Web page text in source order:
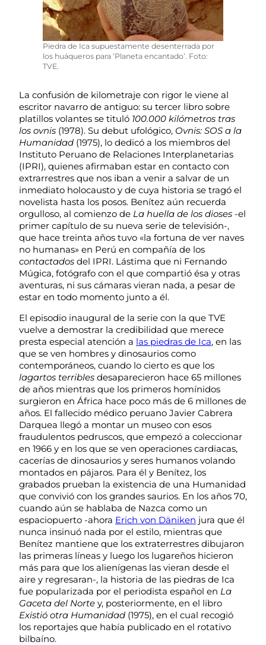
Piedra de Ica supuestamente desenterrada por
los huáqueros para ‘Planeta encantado’. Foto:
TVE.
La confusión de kilometraje con rigor le viene al
escritor navarro de antiguo: su tercer libro sobre
platillos volantes se tituló 100.000 kilómetros tras
los ovnis (1978). Su debut ufológico, Ovnis: SOS a la
Humanidad (1975), lo dedicó a los miembros del
Instituto Peruano de Relaciones Interplanetarias
(IPRI), quienes afirmaban estar en contacto con
extrarrestres que nos iban a venir a salvar de un
inmediato holocausto y de cuya historia se tragó el
novelista hasta los posos. Benítez aún recuerda
orgulloso, al comienzo de La huella de los dioses -el
primer capítulo de su nueva serie de televisión-,
que hace treinta años tuvo «la fortuna de ver naves
no humanas» en Perú en compañía de los
contactados del IPRI. Lástima que ni Fernando
Múgica, fotógrafo con el que compartió ésa y otras
aventuras, ni sus cámaras vieran nada, a pesar de
estar en todo momento junto a él.
El episodio inaugural de la serie con la que TVE
vuelve a demostrar la credibilidad que merece
presta especial atención a las piedras de Ica, en las
que se ven hombres y dinosaurios como
contemporáneos, cuando lo cierto es que los
lagartos terribles desaparecieron hace 65 millones
de años mientras que los primeros homínidos
surgieron en África hace poco más de 6 millones de
años. El fallecido médico peruano Javier Cabrera
Darquea llegó a montar un museo con esos
fraudulentos pedruscos, que empezó a coleccionar
en 1966 y en los que se ven operaciones cardiacas,
cacerías de dinosaurios y seres humanos volando
montados en pájaros. Para él y Benítez, los
grabados prueban la existencia de una Humanidad
que convivió con los grandes saurios. En los años 70,
cuando aún se hablaba de Nazca como un
espaciopuerto -ahora Erich von Däniken jura que él
nunca insinuó nada por el estilo, mientras que
Benítez mantiene que los extraterrestres dibujaron
las primeras líneas y luego los lugareños hicieron
más para que los alienígenas las vieran desde el
aire y regresaran-, la historia de las piedras de Ica
fue popularizada por el periodista español en La
Gaceta del Norte y, posteriormente, en el libro
Existió otra Humanidad (1975), en el cual recogió
los reportajes que había publicado en el rotativo
bilbaíno.